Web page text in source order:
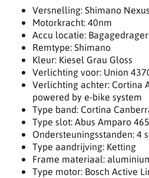
Versnelling: Shimano
Motorkracht: 40nm
Accu locatie: Bagagedrager
Remtype: Shimano
Kleur: Kiesel Grau Gloss
Verlichting voor: Union
Verlichting achter: Cortina
powered by e-bike system
Type band: Cortina
Type slot: Abus Amparo
Ondersteuningsstanden: 4
Type aandrijving: Ketting
Frame materiaal:
Type motor: Bosch Active